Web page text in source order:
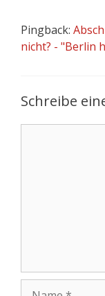
Pingback:
nicht? - "Berlin
Schreibe